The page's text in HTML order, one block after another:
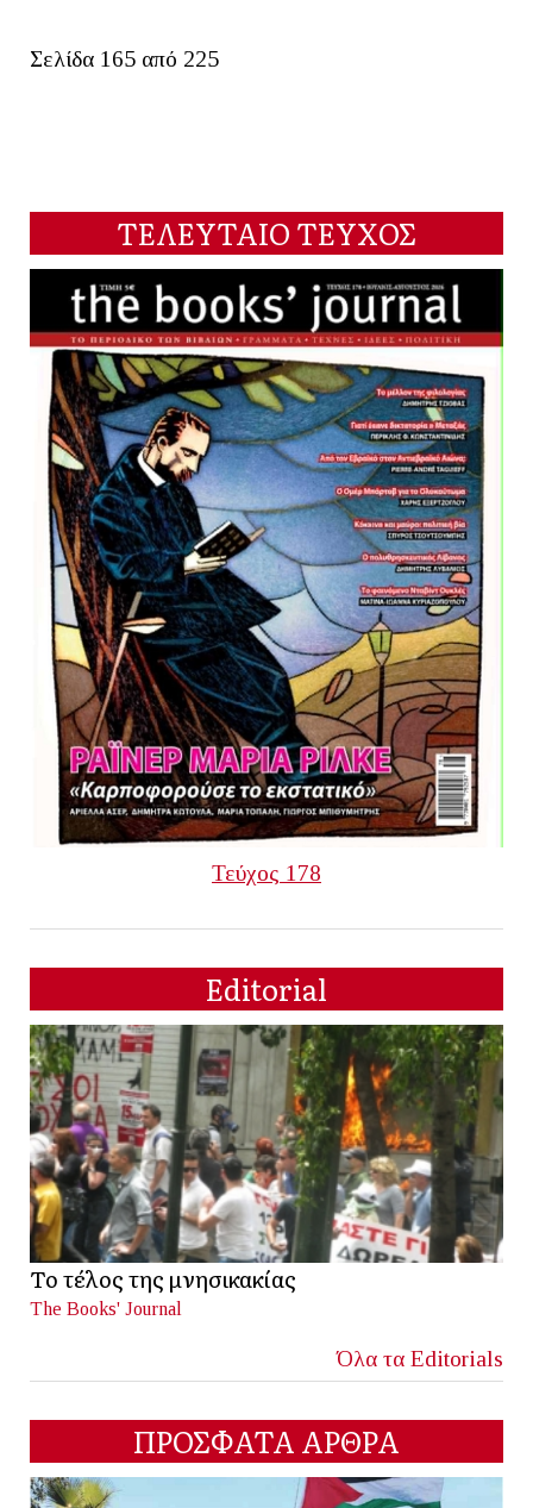
Σελίδα 165 από 225
ΤΕΛΕΥΤΑΙΟ ΤΕΥΧΟΣ
Τεύχος 178
Editorial
Το τέλος της μνησικακίας
The Books' Journal
Όλα τα Editorials
ΠΡΟΣΦΑΤΑ ΑΡΘΡΑ